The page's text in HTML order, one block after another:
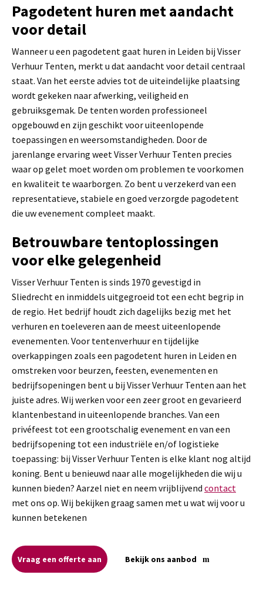
Pagodetent huren met aandacht
voor detail
Wanneer u een pagodetent gaat huren in Leiden bij Visser
Verhuur Tenten, merkt u dat aandacht voor detail centraal
staat. Van het eerste advies tot de uiteindelijke plaatsing
wordt gekeken naar afwerking, veiligheid en
gebruiksgemak. De tenten worden professioneel
opgebouwd en zijn geschikt voor uiteenlopende
toepassingen en weersomstandigheden. Door de
jarenlange ervaring weet Visser Verhuur Tenten precies
waar op gelet moet worden om problemen te voorkomen
en kwaliteit te waarborgen. Zo bent u verzekerd van een
representatieve, stabiele en goed verzorgde pagodetent
die uw evenement compleet maakt.
Betrouwbare tentoplossingen
voor elke gelegenheid
Visser Verhuur Tenten is sinds 1970 gevestigd in
Sliedrecht en inmiddels uitgegroeid tot een echt begrip in
de regio. Het bedrijf houdt zich dagelijks bezig met het
verhuren en toeleveren aan de meest uiteenlopende
evenementen. Voor tentenverhuur en tijdelijke
overkappingen zoals een pagodetent huren in Leiden en
omstreken voor beurzen, feesten, evenementen en
bedrijfsopeningen bent u bij Visser Verhuur Tenten aan het
juiste adres. Wij werken voor een zeer groot en gevarieerd
klantenbestand in uiteenlopende branches. Van een
privéfeest tot een grootschalig evenement en van een
bedrijfsopening tot een industriële en/of logistieke
toepassing: bij Visser Verhuur Tenten is elke klant nog altijd
koning. Bent u benieuwd naar alle mogelijkheden die wij u
kunnen bieden? Aarzel niet en neem vrijblijvend contact
met ons op. Wij bekijken graag samen met u wat wij voor u
kunnen betekenen
Vraag een offerte aan Bekijk ons aanbod